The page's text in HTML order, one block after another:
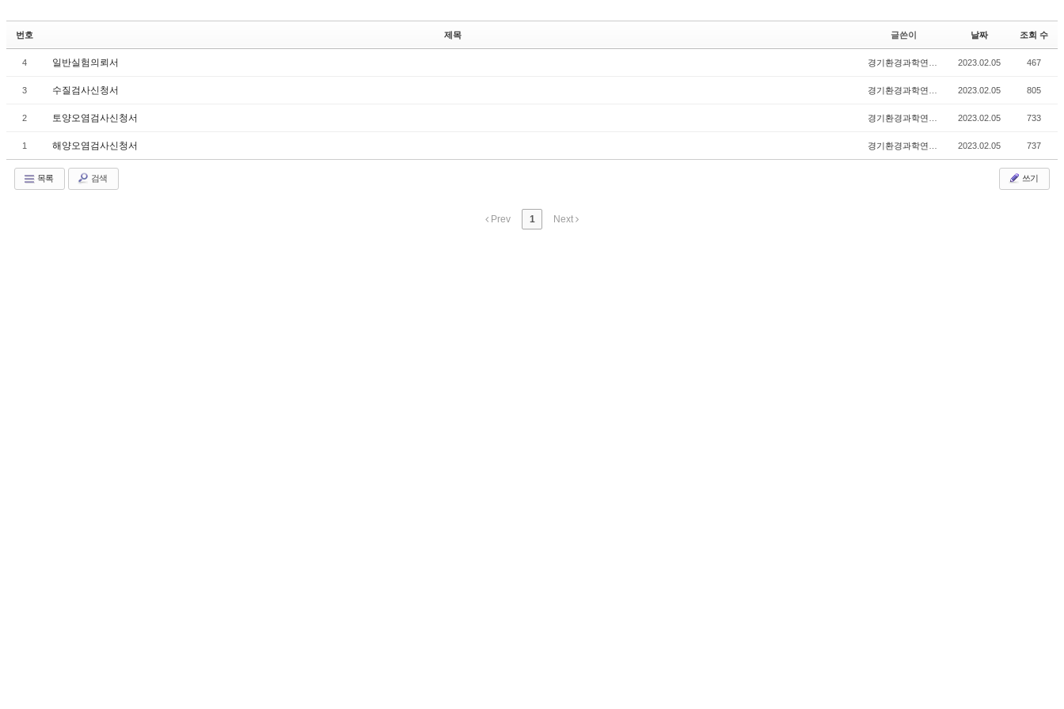
번호 제목 글쓴이 날짜 조회 수
4 일반실험의뢰서 2023.02.05 467
3 수질검사신청서 2023.02.05 805
2 토양오염검사신청서 2023.02.05 733
1 해양오염검사신청서 2023.02.05 737
목록 검색 쓰기
Prev 1 Next
Sketchbook5, 스케치북5
Sketchbook5, 스케치북5